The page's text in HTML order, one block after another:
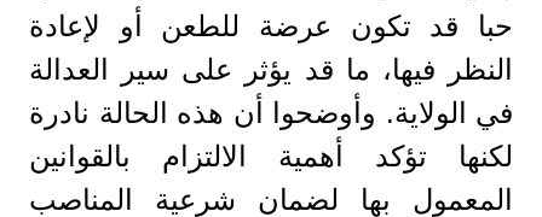
حبا قد تكون عرضة للطعن أو لإعادة
النظر فيها، ما قد يؤثر على سير العدالة
في الولاية. وأوضحوا أن هذه الحالة نادرة
لكنها تؤكد أهمية الالتزام بالقوانين
المعمول بها لضمان شرعية المناصب